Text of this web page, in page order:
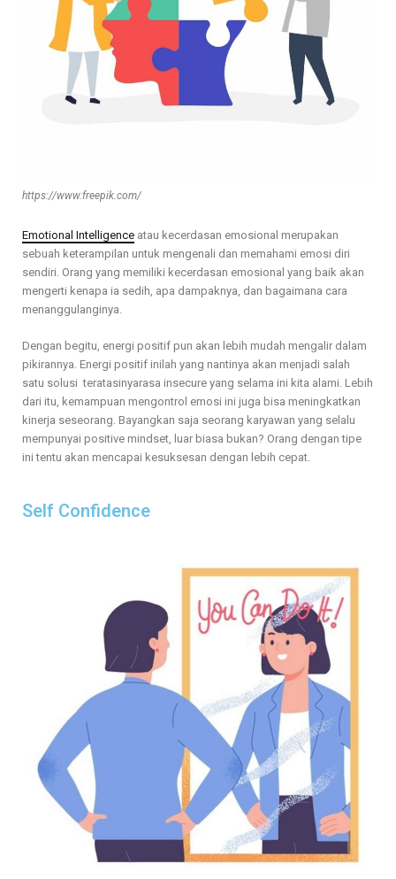
https://www.freepik.com/
Emotional Intelligence atau kecerdasan emosional merupakan
sebuah keterampilan untuk mengenali dan memahami emosi diri
sendiri. Orang yang memiliki kecerdasan emosional yang baik akan
mengerti kenapa ia sedih, apa dampaknya, dan bagaimana cara
menanggulanginya.
Dengan begitu, energi positif pun akan lebih mudah mengalir dalam
pikirannya. Energi positif inilah yang nantinya akan menjadi salah
satu solusi teratasinyarasa insecure yang selama ini kita alami. Lebih
dari itu, kemampuan mengontrol emosi ini juga bisa meningkatkan
kinerja seseorang. Bayangkan saja seorang karyawan yang selalu
mempunyai positive mindset, luar biasa bukan? Orang dengan tipe
ini tentu akan mencapai kesuksesan dengan lebih cepat.
Self Confidence